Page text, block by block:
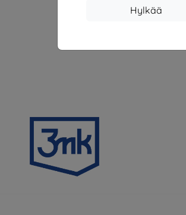
Hylkää